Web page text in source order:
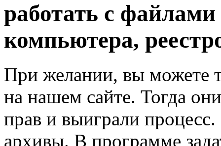
работать с
компьютера,
При желании, вы можете
на нашем сайте. Тогда
прав и выиграли
архивы. В программе